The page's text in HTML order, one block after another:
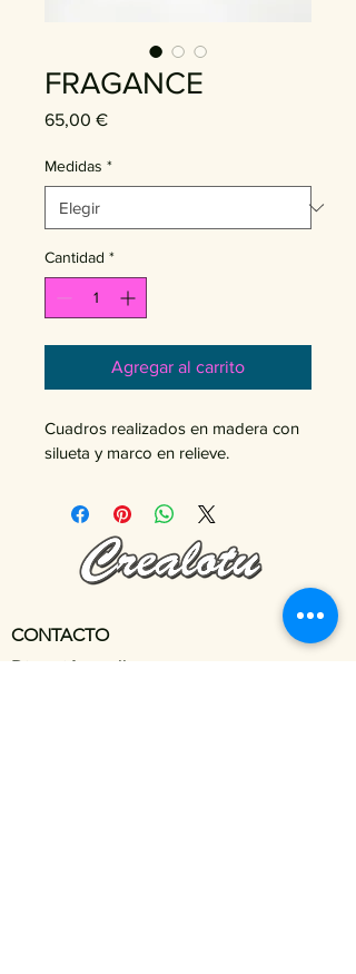
FRAGANCE
65,00 €Precio
Medidas *
Cantidad *
Agregar al carrito
Cuadros realizados en madera con
silueta y marco en relieve.
CONTACTO
Dirección:
Calle Vicente Campo Nº 9